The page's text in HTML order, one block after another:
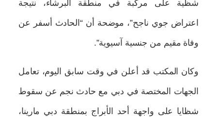
شظية على مركبة في منطقة البرشاء، نتيجة
اعتراض جوي ناجح”، موضحة أن “الحادث أسفر عن
وفاة مقيم من جنسية آسيوية”.
وكان المكتب قد أعلن في وقت سابق اليوم، تعامل
الجهات المختصة في دبي مع حادث نجم عن سقوط
شظايا على واجهة أحد الأبراج بمنطقة دبي مارينا،